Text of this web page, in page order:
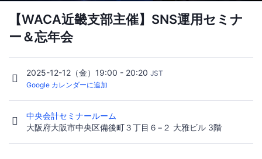
【WACA近畿支部主催】SNS運用セミナ
ー＆忘年会
2025-12-12（金）19:00 - 20:20 JST
Google カレンダーに追加
中央会計セミナールーム
大阪府大阪市中央区備後町３丁目６−２ 大雅ビル 3階